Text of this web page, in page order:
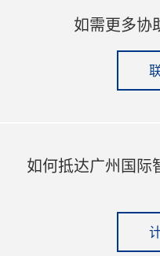
如需更多协
如何抵达广州国际